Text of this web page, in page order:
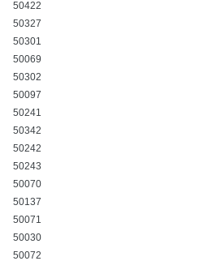
50422
50327
50301
50069
50302
50097
50241
50342
50242
50243
50070
50137
50071
50030
50072